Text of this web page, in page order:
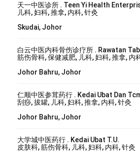
天一中医诊所 . Teen Yi Health
儿科, 妇科, 推拿, 内科, 针灸
Skudai, Johor
白云中医内科骨伤诊疗所 . Rawatan
筋伤骨科, 保健减肥, 儿科, 妇科, 推拿, 内
Johor Bahru, Johor
仁顺中医参茸药行 . Kedai Ubat Dan
刮痧, 拔罐, 儿科, 妇科, 推拿, 内科, 针灸
Johor Bahru, Johor
大学城中医药行 . Kedai Ubat T.U.
皮肤科, 筋伤骨科, 儿科, 妇科, 内科, 针灸